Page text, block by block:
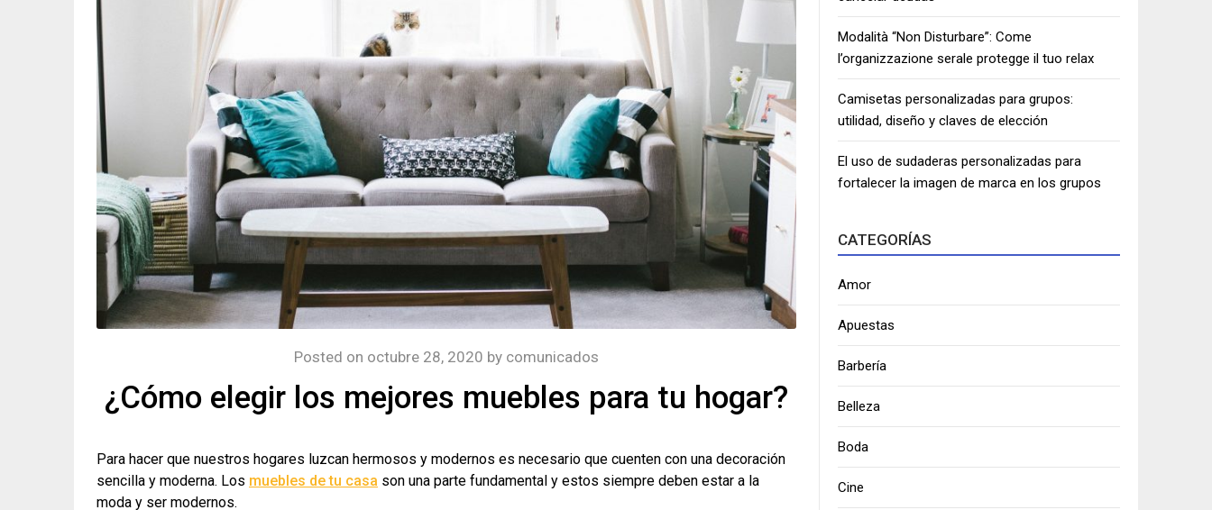
¿Cómo elegir los mejores muebles para tu hogar?
Posted on octubre 28, 2020 by comunicados
Para hacer que nuestros hogares luzcan hermosos y modernos es necesario que cuenten con una decoración
sencilla y moderna. Los muebles de tu casa son una parte fundamental y estos siempre deben estar a la
moda y ser modernos.
Modalità “Non Disturbare”: Come
l’organizzazione serale protegge il tuo relax
Camisetas personalizadas para grupos:
utilidad, diseño y claves de elección
El uso de sudaderas personalizadas para
fortalecer la imagen de marca en los grupos
CATEGORÍAS
Amor
Apuestas
Barbería
Belleza
Boda
Cine